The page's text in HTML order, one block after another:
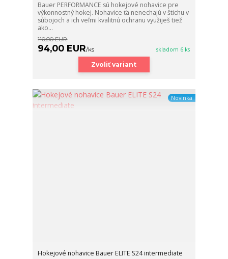
Bauer PERFORMANCE sú hokejové nohavice pre
výkonnostný hokej. Nohavice ťa nenechajú v štichu v
súbojoch a ich veľmi kvalitnú ochranu využiješ tiež
ako...
110,00 EUR
94,00 EUR/ks skladom 6 ks
Zvoliť variant
Novinka
Hokejové nohavice Bauer ELITE S24 intermediate